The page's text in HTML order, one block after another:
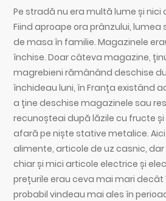
Pe stradă nu era multă lume și nici
Fiind aproape ora prânzului,
de masa în familie. Magazinele
închise. Doar câteva magazine,
magrebieni rămânând deschise
închideau luni, în Franța existând
a ține deschise magazinele sau
recunoșteai după lăzile cu fructe
afară pe niște stative metalice.
alimente, articole de uz casnic,
chiar și mici articole electrice și
prețurile erau ceva mai mari decât
probabil vindeau mai ales în